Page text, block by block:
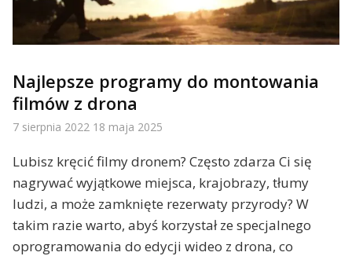
Najlepsze programy do montowania
filmów z drona
7 sierpnia 2022 18 maja 2025
Lubisz kręcić filmy dronem? Często zdarza Ci się
nagrywać wyjątkowe miejsca, krajobrazy, tłumy
ludzi, a może zamknięte rezerwaty przyrody? W
takim razie warto, abyś korzystał ze specjalnego
oprogramowania do edycji wideo z drona, co